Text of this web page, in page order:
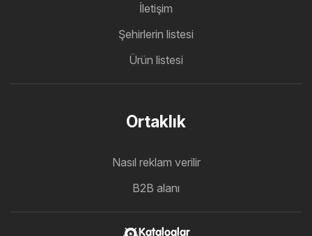
İletişim
Şehirlerin listesi
Ürün listesi
Ortaklık
Nasıl reklam verilir
B2B alanı
Kataloglar